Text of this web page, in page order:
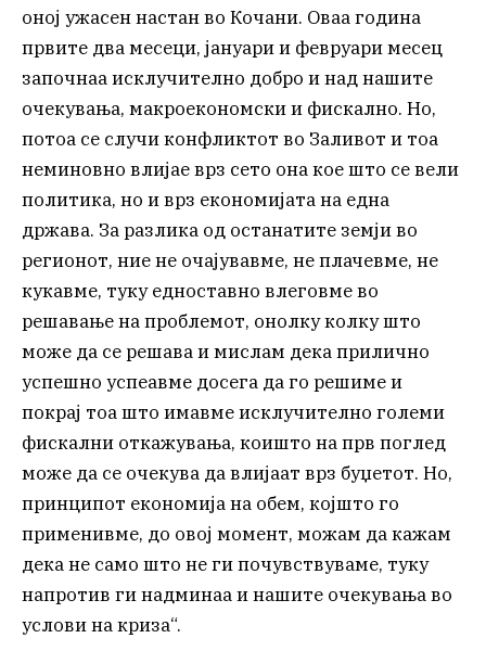
оној ужасен настан во Кочани. Оваа година
првите два месеци, јануари и февруари месец
започнаа исклучително добро и над нашите
очекувања, макроекономски и фискално. Но,
потоа се случи конфликтот во Заливот и тоа
неминовно влијае врз сето она кое што се вели
политика, но и врз економијата на една
држава. За разлика од останатите земји во
регионот, ние не очајувавме, не плачевме, не
кукавме, туку едноставно влеговме во
решавање на проблемот, онолку колку што
може да се решава и мислам дека прилично
успешно успеавме досега да го решиме и
покрај тоа што имавме исклучително големи
фискални откажувања, коишто на прв поглед
може да се очекува да влијаат врз буџетот. Но,
принципот економија на обем, којшто го
применивме, до овој момент, можам да кажам
дека не само што не ги почувствуваме, туку
напротив ги надминаа и нашите очекувања во
услови на криза“.